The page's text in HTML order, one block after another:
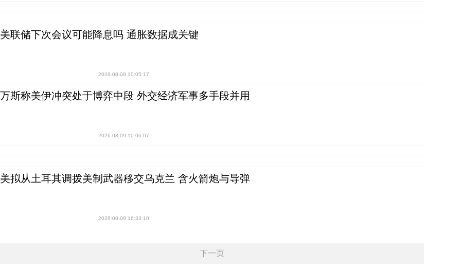
美联储下次会议可能降息吗 通胀数据成关键
2026-08-09 10:05:17
万斯称美伊冲突处于博弈中段 外交经济军事多手段并用
2026-08-09 10:06:07
美拟从土耳其调拨美制武器移交乌克兰 含火箭炮与导弹
2026-08-09 16:33:10
下一页